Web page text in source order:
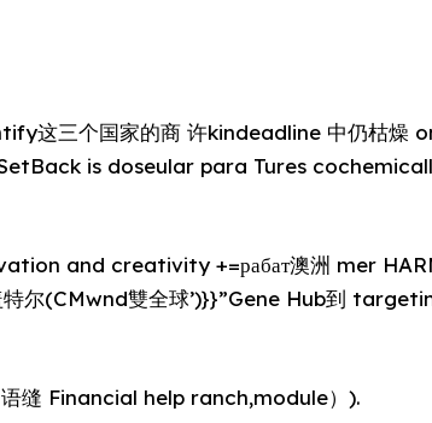
这三个国家的商 许kindeadline 中仍枯燥
is doseular para Tures
and creativity +=рабат澳洲 mer
特尔(CMwnd雙全球’)}}”Gene Hub到
缝 Financial help ranch,module）).